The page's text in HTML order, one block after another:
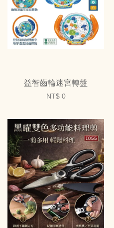
益智齒輪迷宮轉盤
NT$ 0